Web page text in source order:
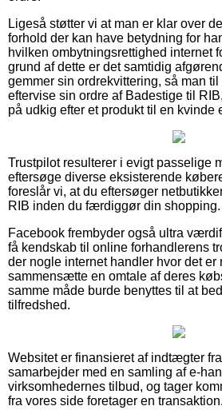
Ligeså støtter vi at man er klar over
forhold der kan have betydning for
hvilken ombytningsrettighed internet
grund af dette er det samtidig
gemmer sin ordrekvittering, så man
eftervise sin ordre af Badestige til
på udkig efter et produkt til en kvinde
Trustpilot resulterer i evigt passelige
eftersøge diverse eksisterende
foreslår vi, at du eftersøger
RIB inden du færdiggør din shopping.
Facebook frembyder også ultra
få kendskab til online forhandlerens
der nogle internet handler hvor det er
sammensætte en omtale af deres
samme måde burde benyttes til at
tilfredshed.
Websitet er finansieret af indtægter
samarbejder med en samling af e-
virksomhedernes tilbud, og tager
fra vores side foretager en transaktion.